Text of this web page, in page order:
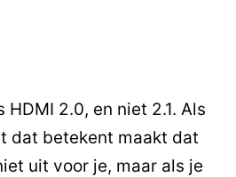
2.0, en niet 2.1. Als
dat betekent maakt dat
uit voor je, maar als je